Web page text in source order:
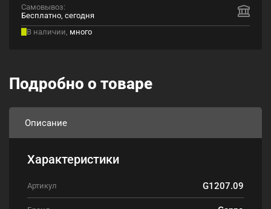
Самовывоз:
Бесплатно, сегодня
В наличии, много
Подробно о товаре
Описание
Характеристики
Артикул G1207.09